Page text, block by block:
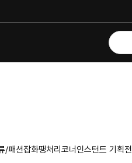
/패션잡화땡처리코너 인스턴트 기획전